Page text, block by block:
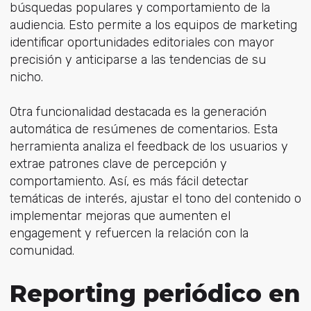
búsquedas populares y comportamiento de la
audiencia. Esto permite a los equipos de marketing
identificar oportunidades editoriales con mayor
precisión y anticiparse a las tendencias de su
nicho.
Otra funcionalidad destacada es la generación
automática de resúmenes de comentarios. Esta
herramienta analiza el feedback de los usuarios y
extrae patrones clave de percepción y
comportamiento. Así, es más fácil detectar
temáticas de interés, ajustar el tono del contenido o
implementar mejoras que aumenten el
engagement y refuercen la relación con la
comunidad.
Reporting periódico en